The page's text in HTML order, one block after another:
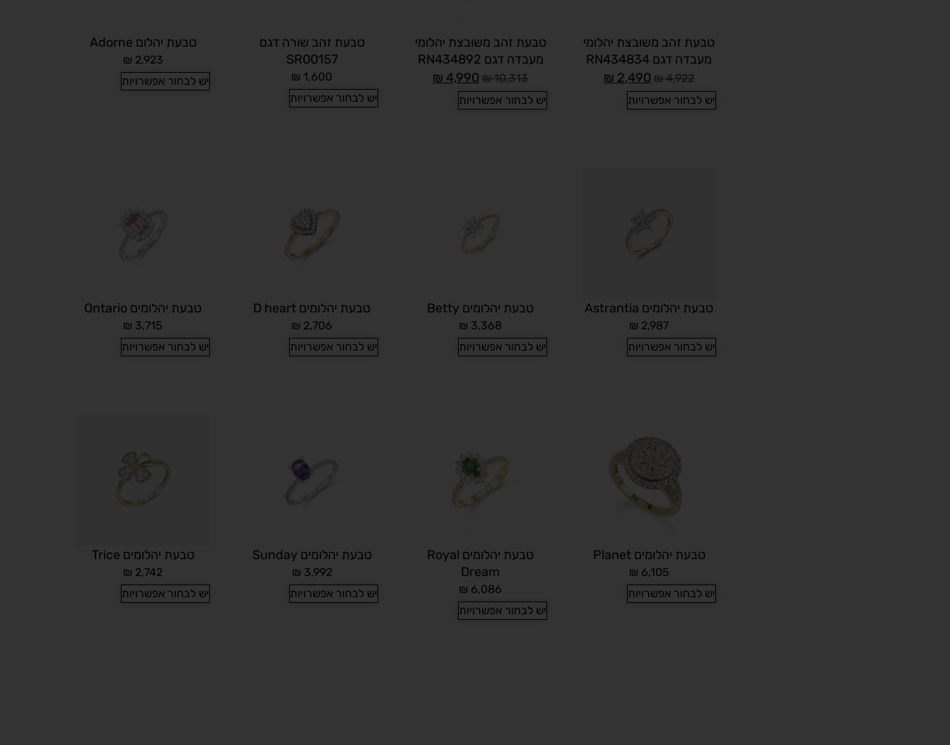
טבעת זהב משובצת יהלומי
מעבדה דגם RN434834
₪4,922
₪ 2,490
יש לבחור אפשרויות
טבעת זהב משובצת יהלומי
מעבדה דגם RN434892
₪10,313
₪ 4,990
יש לבחור אפשרויות
טבעת זהב שורה דגם
SR00157
₪ 1,600
יש לבחור אפשרויות
טבעת יהלום Adorne
₪ 2,923
יש לבחור אפשרויות
טבעת יהלומים Astrantia
₪ 2,987
יש לבחור אפשרויות
טבעת יהלומים Betty
₪ 3,368
יש לבחור אפשרויות
טבעת יהלומים D heart
₪ 2,706
יש לבחור אפשרויות
טבעת יהלומים Ontario
₪ 3,715
יש לבחור אפשרויות
טבעת יהלומים Planet
₪ 6,105
יש לבחור אפשרויות
טבעת יהלומים Royal
Dream
₪ 6,086
יש לבחור אפשרויות
טבעת יהלומים Sunday
₪ 3,992
יש לבחור אפשרויות
טבעת יהלומים Trice
₪ 2,742
יש לבחור אפשרויות